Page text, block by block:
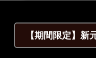
【期間限定】新